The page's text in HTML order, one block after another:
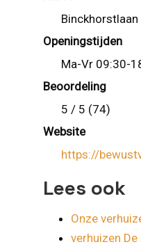
Binckhorstlaan
Openingstijden
Ma-Vr 09:30-
Beoordeling
5 / 5 (74)
Website
https://
Lees ook
Onze
verhuizen De